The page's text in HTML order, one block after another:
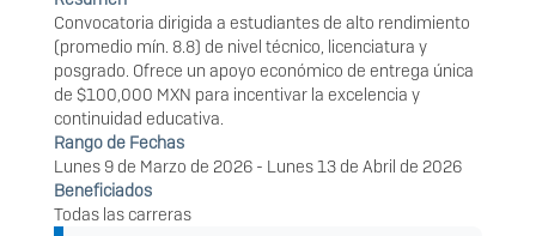
Convocatoria dirigida a estudiantes de alto rendimiento
(promedio mín. 8.8) de nivel técnico, licenciatura y
posgrado. Ofrece un apoyo económico de entrega única
de $100,000 MXN para incentivar la excelencia y
continuidad educativa.
Rango de Fechas
Lunes 9 de Marzo de 2026 - Lunes 13 de Abril de 2026
Beneficiados
Todas las carreras